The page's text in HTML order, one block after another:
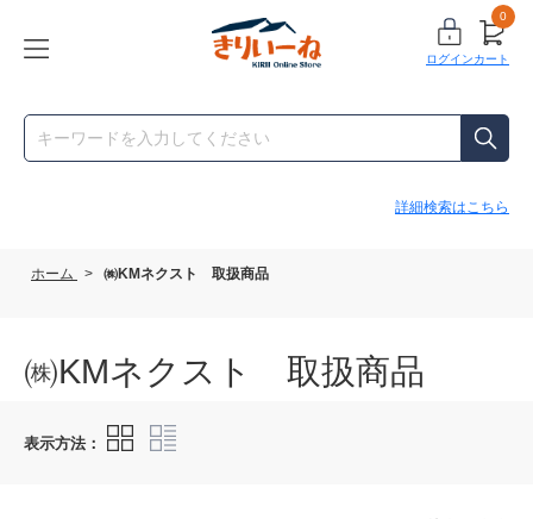
ログイン
0
カート
詳細検索はこちら
ホーム > ㈱KMネクスト 取扱商品
㈱KMネクスト 取扱商品
表示方法：